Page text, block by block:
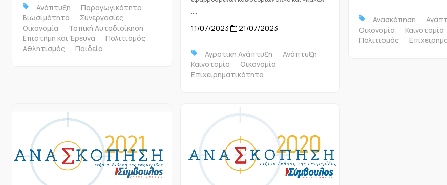
Ανάπτυξη
Παραγωγικότητα
Βιωσιμότητα
Συνεργασίες
Οικονομία
Τοπική Αυτοδιοίκηση
Επιστήμη και Έρευνα
Πολιτισμός
Αθλητισμός
Παιδεία
....
11/07/2023 21/07/2023
Αγροτική Ανάπτυξη
Ανάπτυξη
Καινοτομία
Οικονομία
Επιχειρηματικότητα
Ανασκόπηση
Οικονομία
Καινοτομία
Πολιτισμός